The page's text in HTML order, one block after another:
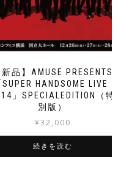
新品】AMUSE PRESENTS
｢SUPER HANDSOME LIVE
」SPECIALEDITION（特
別版）
¥32,000
続きを読む